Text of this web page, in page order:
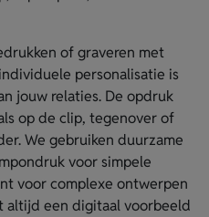
of graveren met
personalisatie is
jouw relaties. De opdruk
op de clip, tegenover of
We gebruiken duurzame
voor simpele
voor complexe ontwerpen
altijd een digitaal voorbeeld